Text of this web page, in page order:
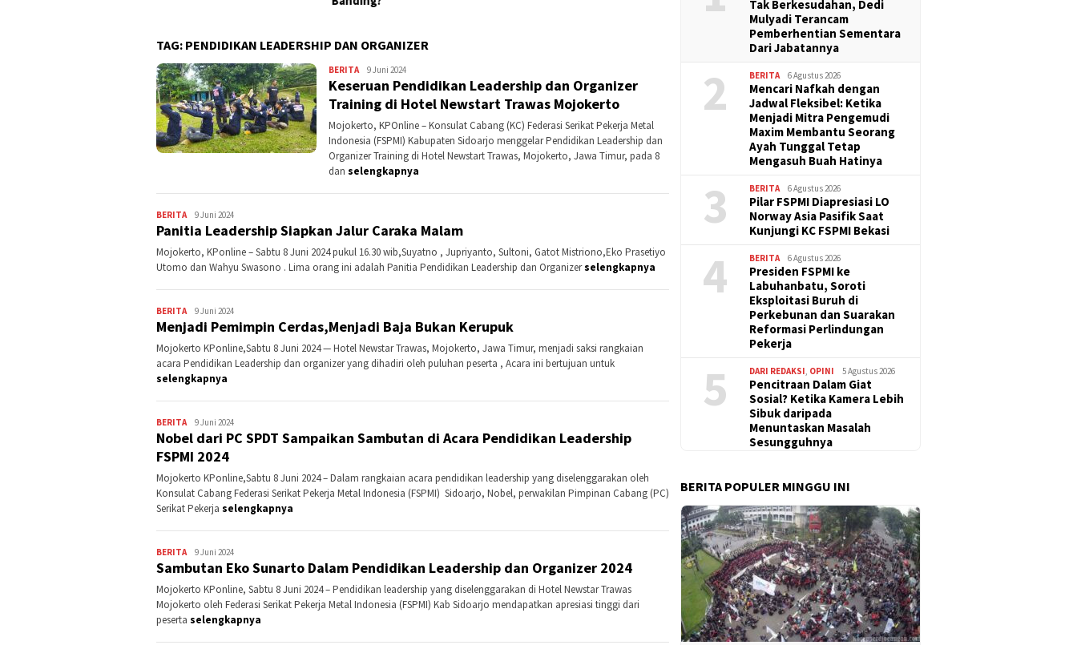
TAG: PENDIDIKAN LEADERSHIP DAN ORGANIZER
BERITAKontributor
Sidoarjo
9 Juni 2024
Keseruan Pendidikan Leadership dan Organizer
Training di Hotel Newstart Trawas Mojokerto
Mojokerto, KPOnline – Konsulat Cabang (KC) Federasi Serikat Pekerja Metal
Indonesia (FSPMI) Kabupaten Sidoarjo menggelar Pendidikan Leadership dan
Organizer Training di Hotel Newstart Trawas, Mojokerto, Jawa Timur, pada 8
dan selengkapnya
BERITAKontributor
Jatim
9 Juni 2024
Panitia Leadership Siapkan Jalur Caraka Malam
Mojokerto, KPonline – Sabtu 8 Juni 2024 pukul 16.30 wib,Suyatno , Jupriyanto, Sultoni, Gatot Mistriono,Eko Prasetiyo
Utomo dan Wahyu Swasono . Lima orang ini adalah Panitia Pendidikan Leadership dan Organizerselengkapnya
BERITAKontributor
Jatim
9 Juni 2024
Menjadi Pemimpin Cerdas,Menjadi Baja Bukan Kerupuk
Mojokerto KPonline,Sabtu 8 Juni 2024 — Hotel Newstar Trawas, Mojokerto, Jawa Timur, menjadi saksi rangkaian
acara Pendidikan Leadership dan organizer yang dihadiri oleh puluhan peserta , Acara ini bertujuan untuk
selengkapnya
BERITAKontributor
Jatim
9 Juni 2024
Nobel dari PC SPDT Sampaikan Sambutan di Acara Pendidikan Leadership
FSPMI 2024
Mojokerto KPonline,Sabtu 8 Juni 2024 – Dalam rangkaian acara pendidikan leadership yang diselenggarakan oleh
Konsulat Cabang Federasi Serikat Pekerja Metal Indonesia (FSPMI) Sidoarjo, Nobel, perwakilan Pimpinan Cabang (PC)
Serikat Pekerja selengkapnya
BERITAKontributor
Jatim
9 Juni 2024
Sambutan Eko Sunarto Dalam Pendidikan Leadership dan Organizer 2024
Mojokerto KPonline, Sabtu 8 Juni 2024 – Pendidikan leadership yang diselenggarakan di Hotel Newstar Trawas
Mojokerto oleh Federasi Serikat Pekerja Metal Indonesia (FSPMI) Kab Sidoarjo mendapatkan apresiasi tinggi dari
peserta selengkapnya
Tak Berkesudahan, Dedi
Mulyadi Terancam
Pemberhentian Sementara
Dari Jabatannya
2 BERITA 6 Agustus 2026
Mencari Nafkah dengan
Jadwal Fleksibel: Ketika
Menjadi Mitra Pengemudi
Maxim Membantu Seorang
Ayah Tunggal Tetap
Mengasuh Buah Hatinya
3 BERITA 6 Agustus 2026
Pilar FSPMI Diapresiasi LO
Norway Asia Pasifik Saat
Kunjungi KC FSPMI Bekasi
4 BERITA 6 Agustus 2026
Presiden FSPMI ke
Labuhanbatu, Soroti
Eksploitasi Buruh di
Perkebunan dan Suarakan
Reformasi Perlindungan
Pekerja
5 DARI REDAKSI OPINI 5 Agustus 2026
Pencitraan Dalam Giat
Sosial? Ketika Kamera Lebih
Sibuk daripada
Menuntaskan Masalah
Sesungguhnya
BERITA POPULER MINGGU INI